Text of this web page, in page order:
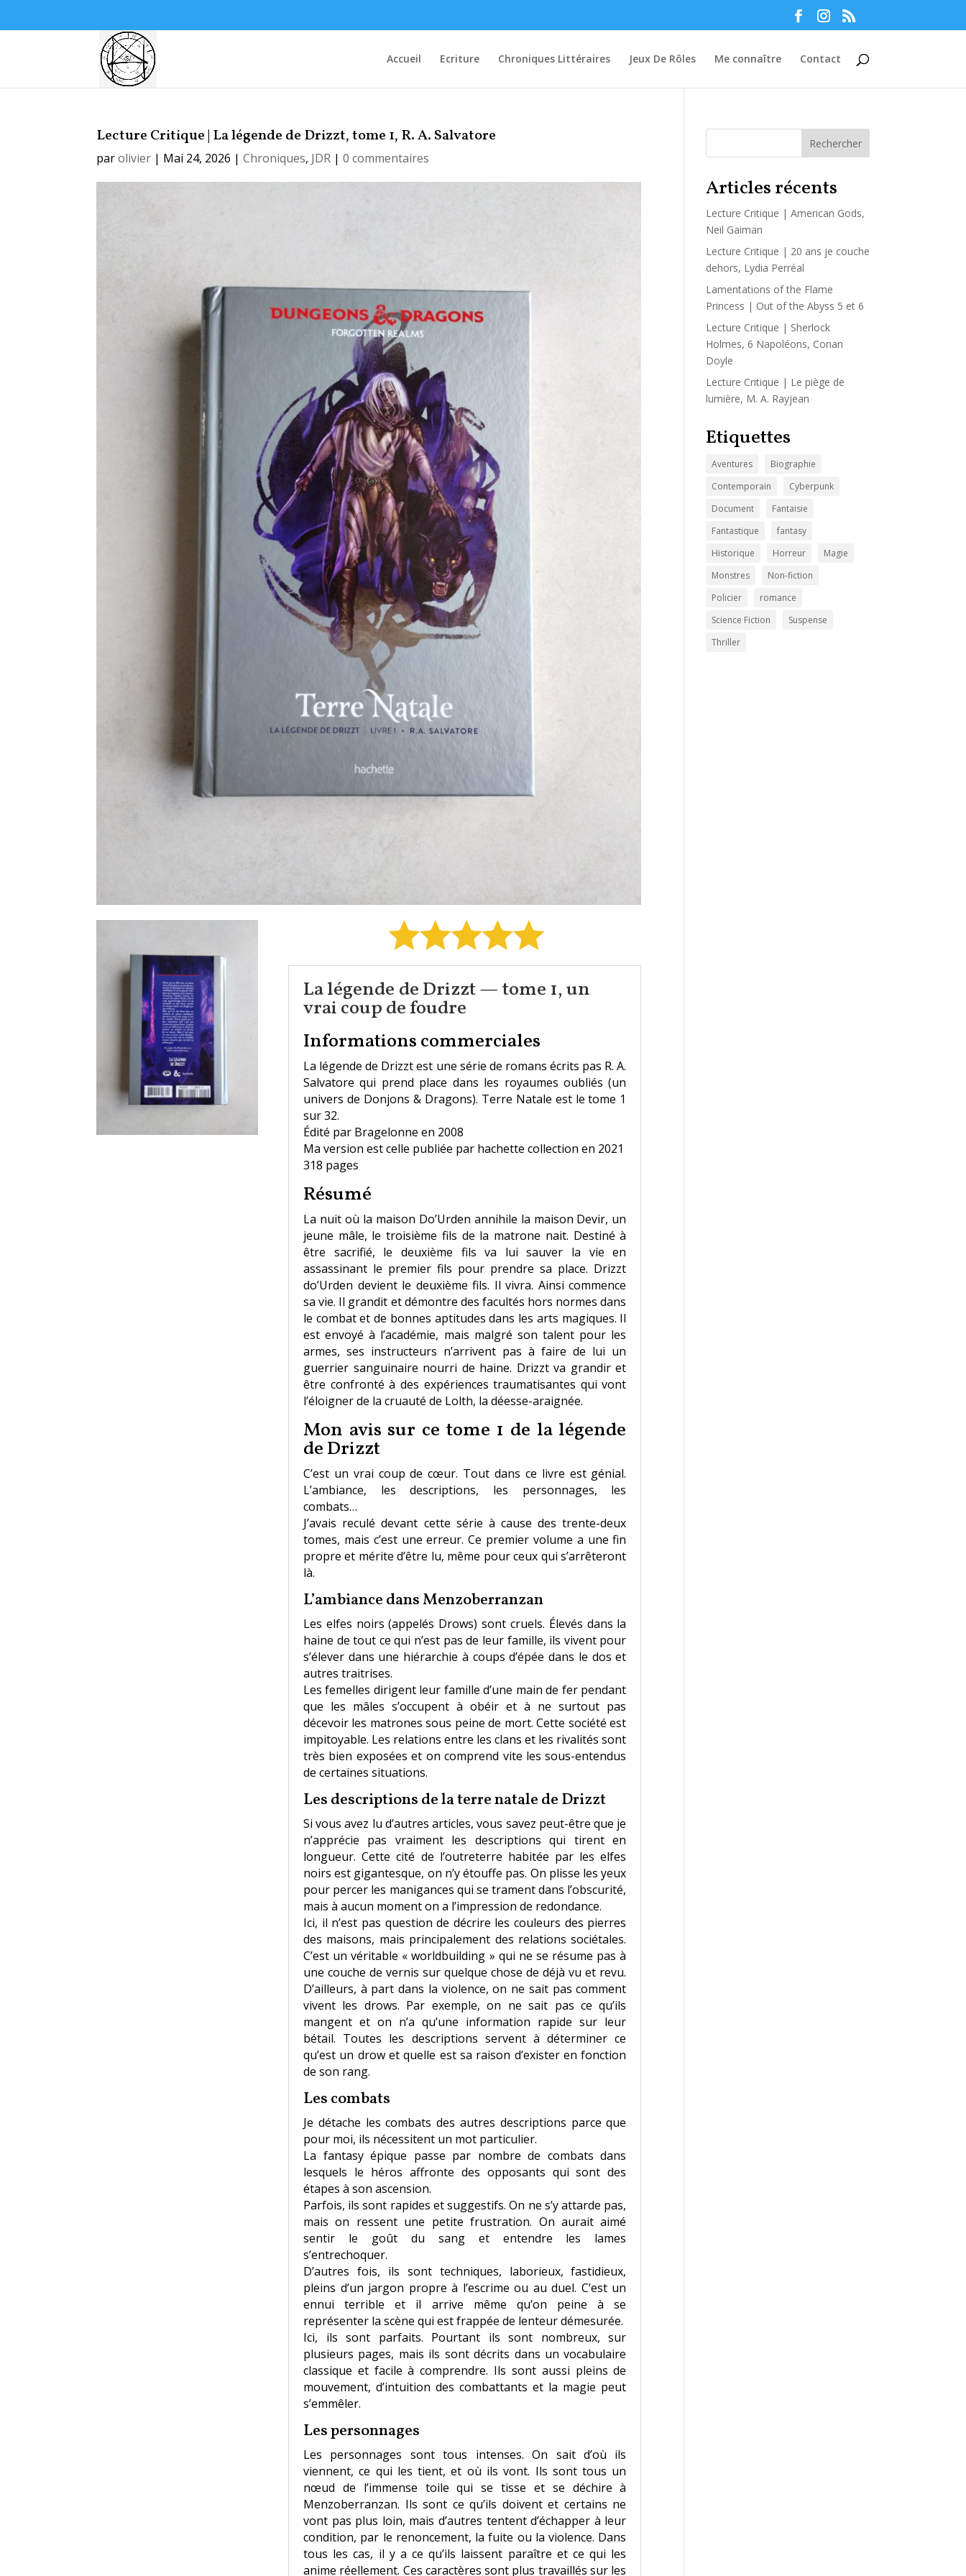
Accueil Ecriture Chroniques Littéraires Jeux De Rôles Me connaître Contact
Lecture Critique | La légende de Drizzt, tome 1, R. A. Salvatore
parolivier | Mai 24, 2026 |Chroniques, JDR |0 commentaires
La légende de Drizzt — tome 1, un
vrai coup de foudre
Informations commerciales
La légende de Drizzt est une série de romans écrits pas R. A.
Salvatore qui prend place dans les royaumes oubliés (un
univers de Donjons & Dragons). Terre Natale est le tome 1
sur 32.
Édité par Bragelonne en 2008
Ma version est celle publiée par hachette collection en 2021
318 pages
Résumé
La nuit où la maison Do’Urden annihile la maison Devir, un
jeune mâle, le troisième fils de la matrone nait. Destiné à
être sacrifié, le deuxième fils va lui sauver la vie en
assassinant le premier fils pour prendre sa place. Drizzt
do’Urden devient le deuxième fils. Il vivra. Ainsi commence
sa vie. Il grandit et démontre des facultés hors normes dans
le combat et de bonnes aptitudes dans les arts magiques. Il
est envoyé à l’académie, mais malgré son talent pour les
armes, ses instructeurs n’arrivent pas à faire de lui un
guerrier sanguinaire nourri de haine. Drizzt va grandir et
être confronté à des expériences traumatisantes qui vont
l’éloigner de la cruauté de Lolth, la déesse-araignée.
Mon avis sur ce tome 1 de la légende
de Drizzt
C’est un vrai coup de cœur. Tout dans ce livre est génial.
L’ambiance, les descriptions, les personnages, les
combats…
J’avais reculé devant cette série à cause des trente-deux
tomes, mais c’est une erreur. Ce premier volume a une fin
propre et mérite d’être lu, même pour ceux qui s’arrêteront
là.
L’ambiance dans Menzoberranzan
Les elfes noirs (appelés Drows) sont cruels. Élevés dans la
haine de tout ce qui n’est pas de leur famille, ils vivent pour
s’élever dans une hiérarchie à coups d’épée dans le dos et
autres traitrises.
Les femelles dirigent leur famille d’une main de fer pendant
que les mâles s’occupent à obéir et à ne surtout pas
décevoir les matrones sous peine de mort. Cette société est
impitoyable. Les relations entre les clans et les rivalités sont
très bien exposées et on comprend vite les sous-entendus
de certaines situations.
Les descriptions de la terre natale de Drizzt
Si vous avez lu d’autres articles, vous savez peut-être que je
n’apprécie pas vraiment les descriptions qui tirent en
longueur. Cette cité de l’outreterre habitée par les elfes
noirs est gigantesque, on n’y étouffe pas. On plisse les yeux
pour percer les manigances qui se trament dans l’obscurité,
mais à aucun moment on a l’impression de redondance.
Ici, il n’est pas question de décrire les couleurs des pierres
des maisons, mais principalement des relations sociétales.
C’est un véritable « worldbuilding » qui ne se résume pas à
une couche de vernis sur quelque chose de déjà vu et revu.
D’ailleurs, à part dans la violence, on ne sait pas comment
vivent les drows. Par exemple, on ne sait pas ce qu’ils
mangent et on n’a qu’une information rapide sur leur
bétail. Toutes les descriptions servent à déterminer ce
qu’est un drow et quelle est sa raison d’exister en fonction
de son rang.
Les combats
Je détache les combats des autres descriptions parce que
pour moi, ils nécessitent un mot particulier.
La fantasy épique passe par nombre de combats dans
lesquels le héros affronte des opposants qui sont des
étapes à son ascension.
Parfois, ils sont rapides et suggestifs. On ne s’y attarde pas,
mais on ressent une petite frustration. On aurait aimé
sentir le goût du sang et entendre les lames
s’entrechoquer.
D’autres fois, ils sont techniques, laborieux, fastidieux,
pleins d’un jargon propre à l’escrime ou au duel. C’est un
ennui terrible et il arrive même qu’on peine à se
représenter la scène qui est frappée de lenteur démesurée.
Ici, ils sont parfaits. Pourtant ils sont nombreux, sur
plusieurs pages, mais ils sont décrits dans un vocabulaire
classique et facile à comprendre. Ils sont aussi pleins de
mouvement, d’intuition des combattants et la magie peut
s’emmêler.
Les personnages
Les personnages sont tous intenses. On sait d’où ils
viennent, ce qui les tient, et où ils vont. Ils sont tous un
nœud de l’immense toile qui se tisse et se déchire à
Menzoberranzan. Ils sont ce qu’ils doivent et certains ne
vont pas plus loin, mais d’autres tentent d’échapper à leur
condition, par le renoncement, la fuite ou la violence. Dans
tous les cas, il y a ce qu’ils laissent paraître et ce qui les
anime réellement. Ces caractères sont plus travaillés sur les
Rechercher
Articles récents
Lecture Critique | American Gods,
Neil Gaiman
Lecture Critique | 20 ans je couche
dehors, Lydia Perréal
Lamentations of the Flame
Princess | Out of the Abyss 5 et 6
Lecture Critique | Sherlock
Holmes, 6 Napoléons, Conan
Doyle
Lecture Critique | Le piège de
lumière, M. A. Rayjean
Etiquettes
Aventures
Biographie
Contemporain
Cyberpunk
Document
Fantaisie
Fantastique
fantasy
Historique
Horreur
Magie
Monstres
Non-fiction
Policier
romance
Science Fiction
Suspense
Thriller
Manage consent